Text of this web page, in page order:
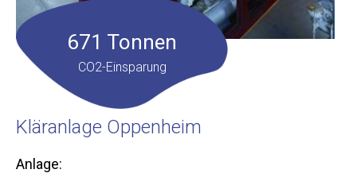
671 Tonnen
CO2-Einsparung
Kläranlage Oppenheim
Anlage: